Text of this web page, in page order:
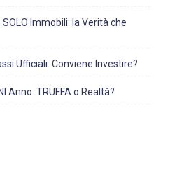
SOLO Immobili: la Verità che
Ufficiali: Conviene Investire?
Anno: TRUFFA o Realtà?